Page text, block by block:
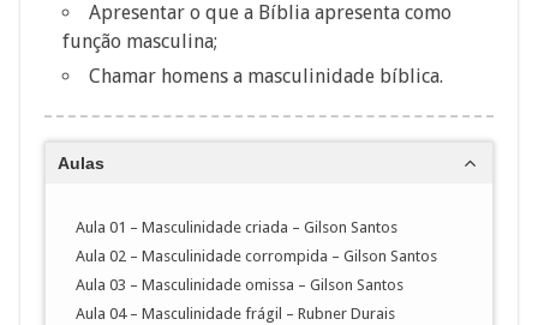
Apresentar o que a Bíblia apresenta como
função masculina;
Chamar homens a masculinidade bíblica.
Aulas
Aula 01 – Masculinidade criada – Gilson Santos
Aula 02 – Masculinidade corrompida – Gilson Santos
Aula 03 – Masculinidade omissa – Gilson Santos
Aula 04 – Masculinidade frágil – Rubner Durais